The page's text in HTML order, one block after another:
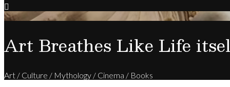
Art Breathes Like Life
Art / Culture / Mythology / Cinema / Books